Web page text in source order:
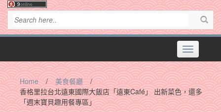
Toggle
navigation
Home / 美食餐廳
/
香格里拉台北遠東國際大飯店‎「遠東Café」‬ 出新菜色，還多
「週末寶貝趣用餐專區」